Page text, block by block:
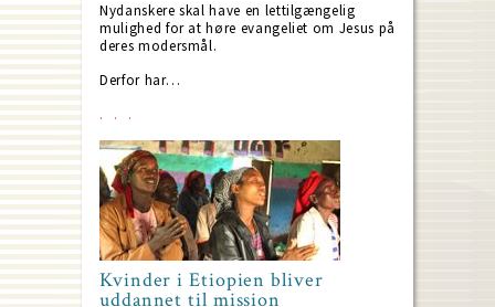
Nydanskere skal have en lettilgængelig
mulighed for at høre evangeliet om Jesus på
deres modersmål.
Derfor har…
Kvinder i Etiopien bliver
uddannet til mission